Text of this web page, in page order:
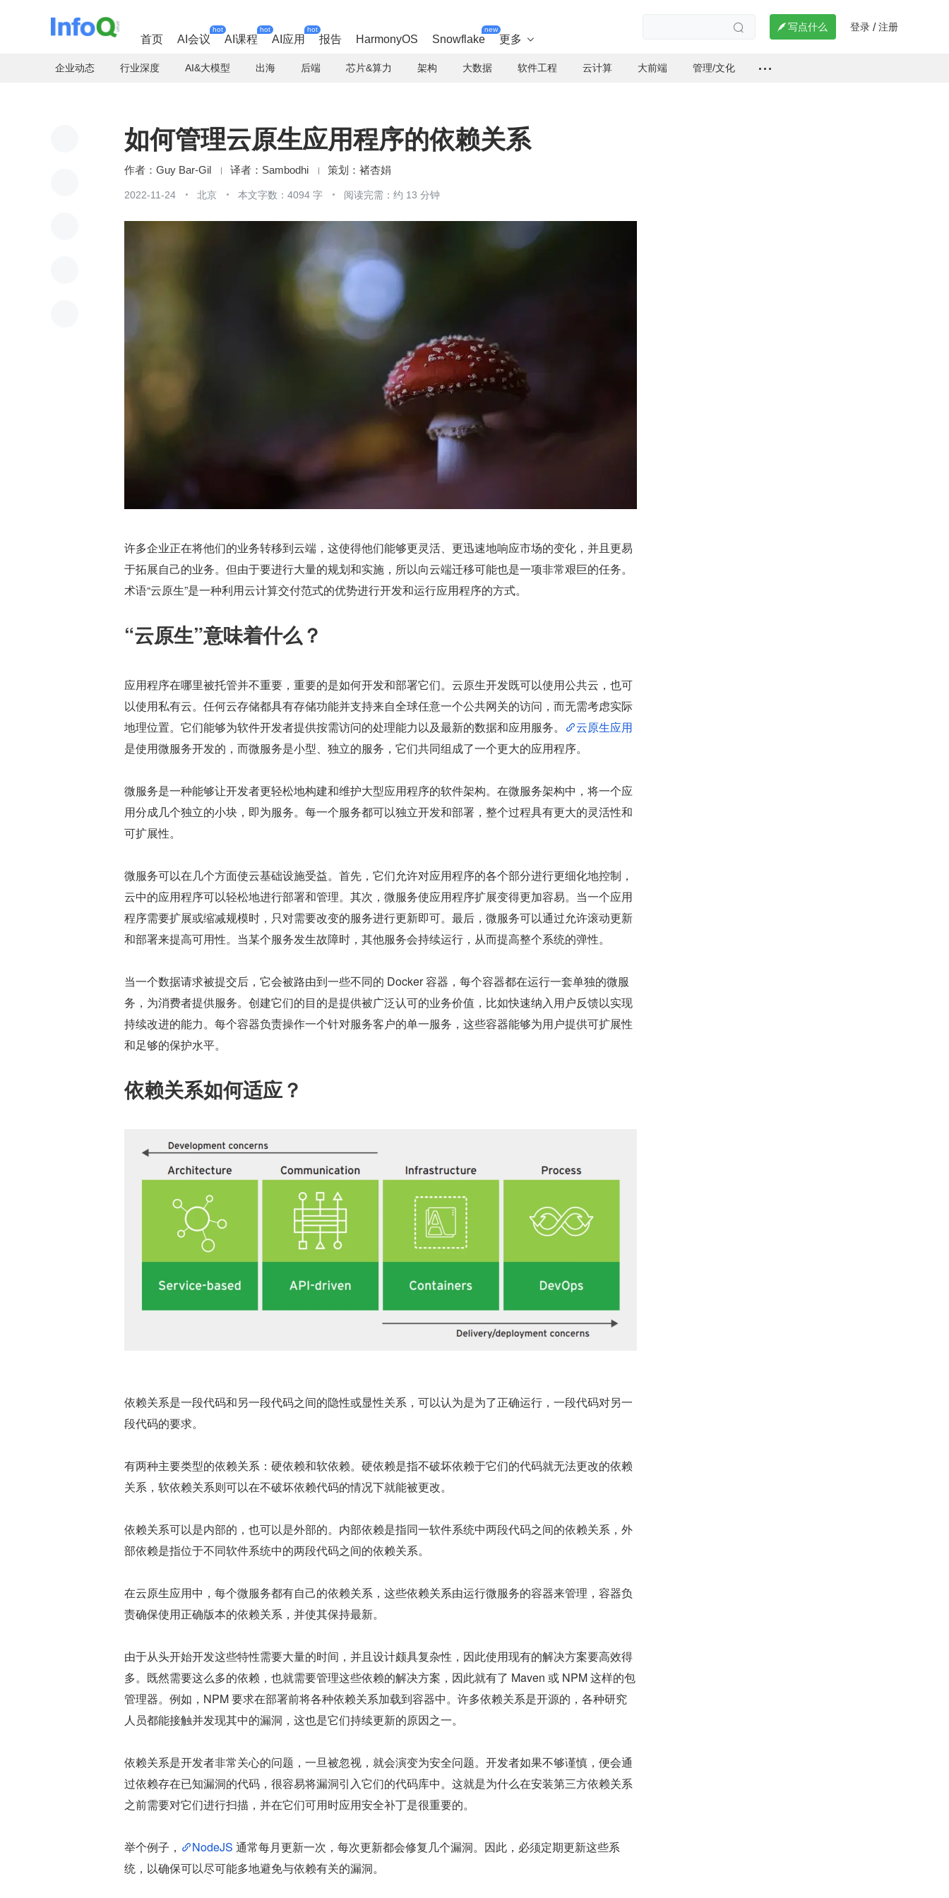
首页 AI会议
hot
AI课程
hot
AI应用
hot
报告 HarmonyOS Snowflake
new
更多 
  写点什么 登录 / 注册
企业动态 行业深度 AI&大模型 出海 后端 芯片&算力 架构 大数据 软件工程 云计算 大前端 管理/文化
如何管理云原生应用程序的依赖关系
Guy Bar-Gil Sambodhi 褚杏娟
2022-11-24 北京 本文字数：4094 字 阅读完需：约 13 分钟
许多企业正在将他们的业务转移到云端，这使得他们能够更灵活、更迅速地响应市场的变化，并且更易
于拓展自己的业务。但由于要进行大量的规划和实施，所以向云端迁移可能也是一项非常艰巨的任务。
术语“云原生”是一种利用云计算交付范式的优势进行开发和运行应用程序的方式。
“云原生”意味着什么？
应用程序在哪里被托管并不重要，重要的是如何开发和部署它们。云原生开发既可以使用公共云，也可
以使用私有云。任何云存储都具有存储功能并支持来自全球任意一个公共网关的访问，而无需考虑实际
地理位置。它们能够为软件开发者提供按需访问的处理能力以及最新的数据和应用服务。
云原生应用
是使用微服务开发的，而微服务是小型、独立的服务，它们共同组成了一个更大的应用程序。
微服务是一种能够让开发者更轻松地构建和维护大型应用程序的软件架构。在微服务架构中，将一个应
用分成几个独立的小块，即为服务。每一个服务都可以独立开发和部署，整个过程具有更大的灵活性和
可扩展性。
微服务可以在几个方面使云基础设施受益。首先，它们允许对应用程序的各个部分进行更细化地控制，
云中的应用程序可以轻松地进行部署和管理。其次，微服务使应用程序扩展变得更加容易。当一个应用
程序需要扩展或缩减规模时，只对需要改变的服务进行更新即可。最后，微服务可以通过允许滚动更新
和部署来提高可用性。当某个服务发生故障时，其他服务会持续运行，从而提高整个系统的弹性。
当一个数据请求被提交后，它会被路由到一些不同的 Docker 容器，每个容器都在运行一套单独的微服
务，为消费者提供服务。创建它们的目的是提供被广泛认可的业务价值，比如快速纳入用户反馈以实现
持续改进的能力。每个容器负责操作一个针对服务客户的单一服务，这些容器能够为用户提供可扩展性
和足够的保护水平。
依赖关系如何适应？
依赖关系是一段代码和另一段代码之间的隐性或显性关系，可以认为是为了正确运行，一段代码对另一
段代码的要求。
有两种主要类型的依赖关系：硬依赖和软依赖。硬依赖是指不破坏依赖于它们的代码就无法更改的依赖
关系，软依赖关系则可以在不破坏依赖代码的情况下就能被更改。
依赖关系可以是内部的，也可以是外部的。内部依赖是指同一软件系统中两段代码之间的依赖关系，外
部依赖是指位于不同软件系统中的两段代码之间的依赖关系。
在云原生应用中，每个微服务都有自己的依赖关系，这些依赖关系由运行微服务的容器来管理，容器负
责确保使用正确版本的依赖关系，并使其保持最新。
由于从头开始开发这些特性需要大量的时间，并且设计颇具复杂性，因此使用现有的解决方案要高效得
多。既然需要这么多的依赖，也就需要管理这些依赖的解决方案，因此就有了 Maven 或 NPM 这样的包
管理器。例如，NPM 要求在部署前将各种依赖关系加载到容器中。许多依赖关系是开源的，各种研究
人员都能接触并发现其中的漏洞，这也是它们持续更新的原因之一。
依赖关系是开发者非常关心的问题，一旦被忽视，就会演变为安全问题。开发者如果不够谨慎，便会通
过依赖存在已知漏洞的代码，很容易将漏洞引入它们的代码库中。这就是为什么在安装第三方依赖关系
之前需要对它们进行扫描，并在它们可用时应用安全补丁是很重要的。
举个例子， NodeJS 通常每月更新一次，每次更新都会修复几个漏洞。因此，必须定期更新这些系
统，以确保可以尽可能多地避免与依赖有关的漏洞。